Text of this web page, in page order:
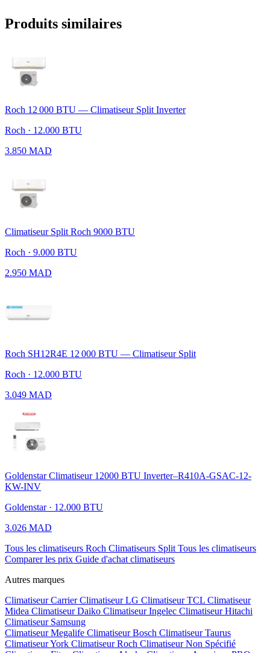
Produits similaires
Roch 12 000 BTU — Climatiseur Split Inverter
Roch · 12.000 BTU
3.850 MAD
Climatiseur Split Roch 9000 BTU
Roch · 9.000 BTU
2.950 MAD
Roch SH12R4E 12 000 BTU — Climatiseur Split
Roch · 12.000 BTU
3.049 MAD
Goldenstar Climatiseur 12000 BTU Inverter–R410A-GSAC-12-
KW-INV
Goldenstar · 12.000 BTU
3.026 MAD
Tous les climatiseurs Roch Climatiseurs Split Tous les climatiseurs
Comparer les prix Guide d'achat climatiseurs
Autres marques
Climatiseur CarrierClimatiseur LG Climatiseur TCL Climatiseur
Midea Climatiseur Daiko Climatiseur Ingelec Climatiseur Hitachi
Climatiseur Samsung
Climatiseur Megalife Climatiseur Bosch Climatiseur Taurus
Climatiseur York Climatiseur Roch Climatiseur Non Spécifié